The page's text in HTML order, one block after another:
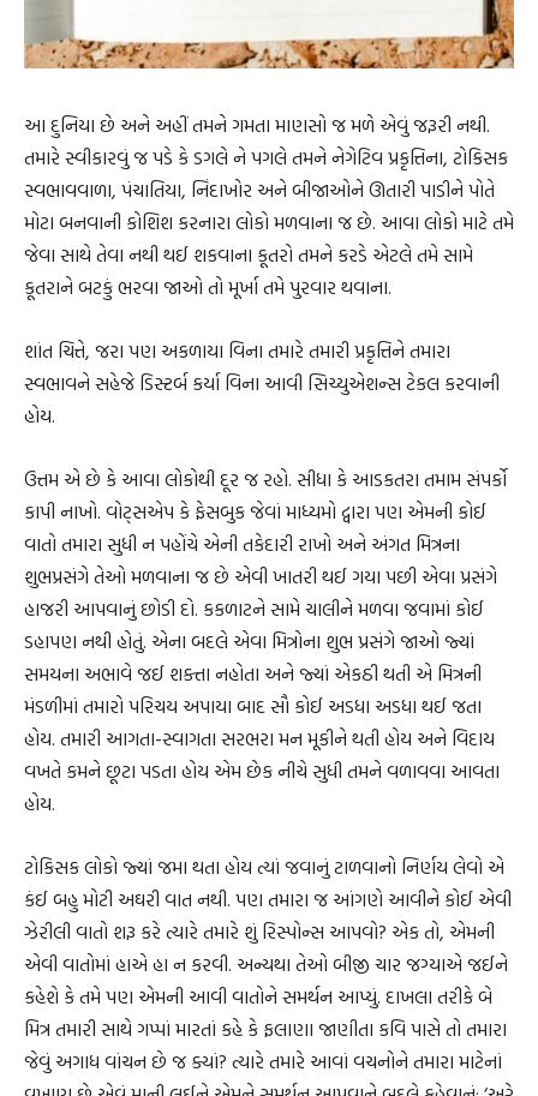
આ દુનિયા છે અને અહીં તમને ગમતા માણસો જ મળે એવું જરૂરી નથી.
તમારે સ્વીકારવું જ પડે કે ડગલે ને પગલે તમને નેગેટિવ પ્રકૃત્તિના, ટોકિસક
સ્વભાવવાળા, પંચાતિયા, નિંદાખોર અને બીજાઓને ઊતારી પાડીને પોતે
મોટા બનવાની કોશિશ કરનારા લોકો મળવાના જ છે. આવા લોકો માટે તમે
જેવા સાથે તેવા નથી થઈ શકવાના કૂતરો તમને કરડે એટલે તમે સામે
કૂતરાને બટકું ભરવા જાઓ તો મૂર્ખા તમે પુરવાર થવાના.
શાંત ચિત્તે, જરા પણ અકળાયા વિના તમારે તમારી પ્રકૃત્તિને તમારા
સ્વભાવને સહેજે ડિસ્ટર્બ કર્યા વિના આવી સિચ્યુએશન્સ ટેકલ કરવાની
હોય.
ઉત્તમ એ છે કે આવા લોકોથી દૂર જ રહો. સીધા કે આડકતરા તમામ સંપર્કો
કાપી નાખો. વોટ્સએપ કે ફેસબુક જેવાં માધ્યમો દ્વારા પણ એમની કોઈ
વાતો તમારા સુધી ન પહોંચે એની તકેદારી રાખો અને અંગત મિત્રના
શુભપ્રસંગે તેઓ મળવાના જ છે એવી ખાતરી થઈ ગયા પછી એવા પ્રસંગે
હાજરી આપવાનું છોડી દો. કકળાટને સામે ચાલીને મળવા જવામાં કોઈ
ડહાપણ નથી હોતું. એના બદલે એવા મિત્રોના શુભ પ્રસંગે જાઓ જ્યાં
સમયના અભાવે જઈ શક્તા નહોતા અને જ્યાં એકઠી થતી એ મિત્રની
મંડળીમાં તમારો પરિચય અપાયા બાદ સૌ કોઈ અડધા અડધા થઈ જતા
હોય. તમારી આગતા-સ્વાગતા સરભરા મન મૂકીને થતી હોય અને વિદાય
વખતે કમને છૂટા પડતા હોય એમ છેક નીચે સુધી તમને વળાવવા આવતા
હોય.
ટોકિસક લોકો જ્યાં જમા થતા હોય ત્યાં જવાનું ટાળવાનો નિર્ણય લેવો એ
કંઈ બહુ મોટી અઘરી વાત નથી. પણ તમારા જ આંગણે આવીને કોઈ એવી
ઝેરીલી વાતો શરૂ કરે ત્યારે તમારે શું રિસ્પોન્સ આપવો? એક તો, એમની
એવી વાતોમાં હાએ હા ન કરવી. અન્યથા તેઓ બીજી ચાર જગ્યાએ જઈને
કહેશે કે તમે પણ એમની આવી વાતોને સમર્થન આપ્યું. દાખલા તરીકે બે
મિત્ર તમારી સાથે ગપ્પાં મારતાં કહે કે ફલાણા જાણીતા કવિ પાસે તો તમારા
જેવું અગાધ વાંચન છે જ ક્યાં? ત્યારે તમારે આવાં વચનોને તમારા માટેનાં